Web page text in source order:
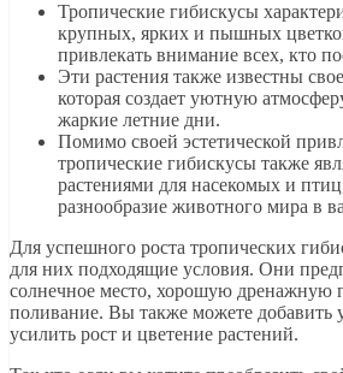
Тропические гибискусы
крупных, ярких и пышных
привлекать внимание всех, кто
Эти растения также известны
которая создает уютную
жаркие летние дни.
Помимо своей эстетической
тропические гибискусы также
растениями для насекомых и
разнообразие животного мира в
Для успешного роста тропических
для них подходящие условия. Они
солнечное место, хорошую дренажную
поливание. Вы также можете добавить
усилить рост и цветение растений.